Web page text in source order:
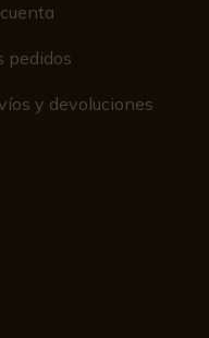
pedidos
y devoluciones